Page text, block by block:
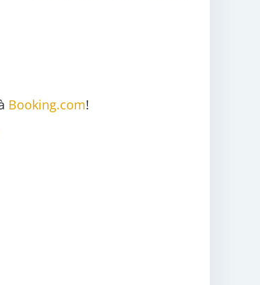
Booking.com!